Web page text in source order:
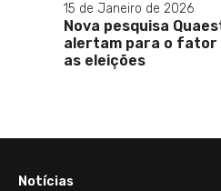
15 de Janeiro de 2026
Nova pesquisa
alertam para o fator
as eleições
Notícias